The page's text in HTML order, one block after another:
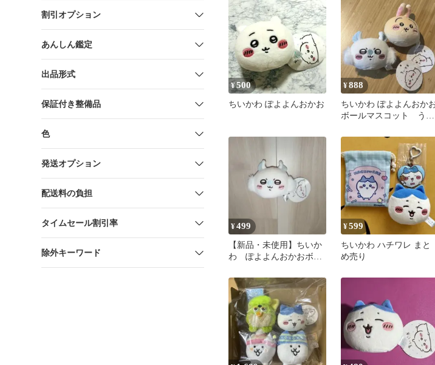
割引オプション
あんしん鑑定
出品形式
保証付き整備品
色
発送オプション
配送料の負担
タイムセール割引率
除外キーワード
¥500
ちいかわ ぽよよんおかお
¥888
ちいかわ ぽよよんおか
ボールマスコット うさ
¥499
【新品・未使用】ちいか
わ ぽよよんおかおボー
¥599
ちいかわ ハチワレ まと
め売り